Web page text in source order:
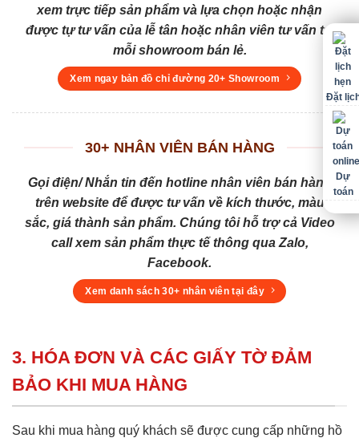
xem trực tiếp sản phẩm và lựa chọn hoặc nhận
được tự tư vấn của lễ tân hoặc nhân viên tư vấn tại
mỗi showroom bán lẻ.
Xem ngay bản đồ chỉ đường 20+ Showroom
30+ NHÂN VIÊN BÁN HÀNG
Gọi điện/ Nhắn tin đến hotline nhân viên bán hàng
trên website để được tư vấn về kích thước, màu
sắc, giá thành sản phẩm. Chúng tôi hỗ trợ cả Video
call xem sản phẩm thực tế thông qua Zalo,
Facebook.
Xem danh sách 30+ nhân viên tại đây
3. HÓA ĐƠN VÀ CÁC GIẤY TỜ ĐẢM
BẢO KHI MUA HÀNG
Sau khi mua hàng quý khách sẽ được cung cấp những hồ
Đặt
Dự
toán